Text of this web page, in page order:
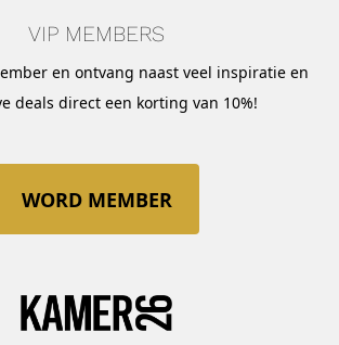
VIP MEMBERS
en ontvang naast veel inspiratie en
deals direct een korting van 10%!
WORD MEMBER